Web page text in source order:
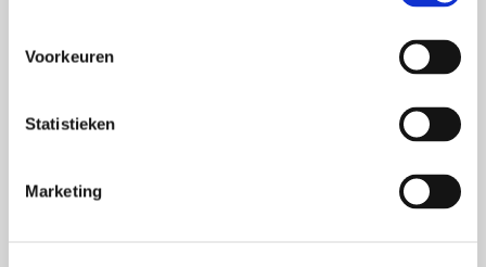
Voorkeuren
Statistieken
Marketing
Veelgestelde
vragen